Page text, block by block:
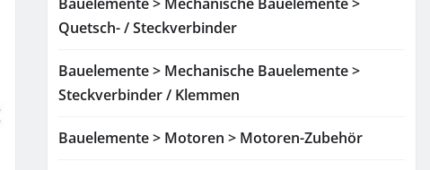
Quetsch- / Steckverbinder
Bauelemente > Mechanische Bauelemente >
Steckverbinder / Klemmen
Bauelemente > Motoren > Motoren-Zubehör